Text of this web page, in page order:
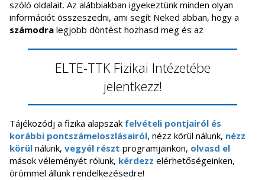
szóló oldalait. Az alábbiakban igyekeztünk minden olyan
információt összeszedni, ami segít Neked abban, hogy a
számodra legjobb döntést hozhasd meg és az
ELTE-TTK Fizikai Intézetébe
jelentkezz!
Tájékozódj a fizika alapszak felvételi pontjairól és
korábbi pontszámeloszlásairól, nézz körül nálunk, nézz
körül nálunk, vegyél részt programjainkon, olvasd el
mások véleményét rólunk, kérdezz elérhetőségeinken,
örömmel állunk rendelkezésedre!